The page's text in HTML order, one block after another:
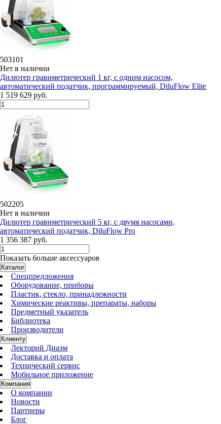
503101
Нет в наличии
Дилютeр гравиметрический 1 кг, с одним насосом,
автоматический податчик, программируемый, DiluFlow Elite
1 519 629 руб.
502205
Нет в наличии
Дилютeр гравиметрический 5 кг, с двумя насосами,
автоматический податчик, DiluFlow Pro
1 356 387 руб.
Показать больше аксессуаров
Каталог
Спецпредложения
Оборудование, приборы
Пластик, стекло, принадлежности
Химические реактивы, препараты, наборы
Предметный указатель
Библиотека
Производители
Клиенту
Лекторий Диаэм
Доставка и оплата
Технический сервис
Мобильное приложение
Компания
О компании
Новости
Партнеры
Блог